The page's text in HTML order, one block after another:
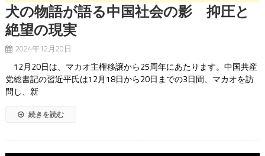
犬の物語が語る中国社会の影 抑圧と
絶望の現実
2024年12月20日
12月20日は、マカオ主権移譲から25周年にあたります。中国共産
党総書記の習近平氏は12月18日から20日までの3日間、マカオを訪
問し、新
続きを読む